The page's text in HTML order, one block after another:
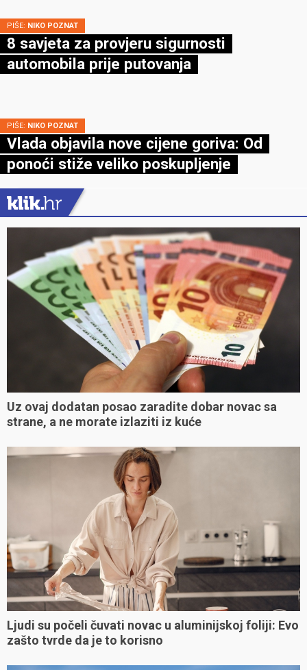
PIŠE: NIKO POZNAT
8 savjeta za provjeru sigurnosti
automobila prije putovanja
PIŠE: NIKO POZNAT
Vlada objavila nove cijene goriva: Od
ponoći stiže veliko poskupljenje
Uz ovaj dodatan posao zaradite dobar novac sa
strane, a ne morate izlaziti iz kuće
Ljudi su počeli čuvati novac u aluminijskoj foliji: Evo
zašto tvrde da je to korisno